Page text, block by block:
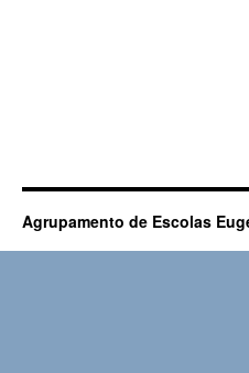
Agrupamento de Escolas